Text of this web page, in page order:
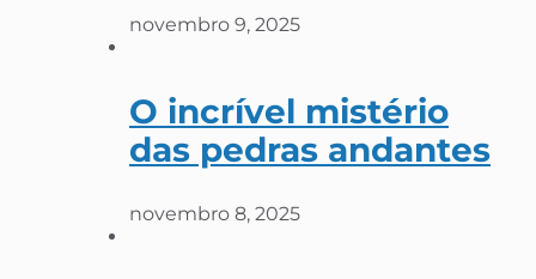
novembro 9, 2025
O incrível mistério
das pedras andantes
novembro 8, 2025